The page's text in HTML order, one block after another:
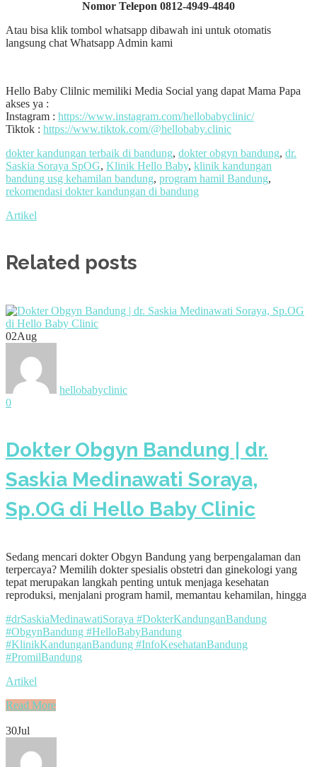
Nomor Telepon 0812-4949-4840
Atau bisa klik tombol whatsapp dibawah ini untuk otomatis
langsung chat Whatsapp Admin kami
Hello Baby Clilnic memiliki Media Social yang dapat Mama Papa
akses ya :
Instagram : https://www.instagram.com/hellobabyclinic/
Tiktok : https://www.tiktok.com/@hellobaby.clinic
dokter kandungan terbaik di bandung, dokter obgyn bandung, dr.
Saskia Soraya SpOG, Klinik Hello Baby, klinik kandungan
bandung usg kehamilan bandung, program hamil Bandung,
rekomendasi dokter kandungan di bandung
Artikel
Related posts
02Aug
hellobabyclinic
0
Dokter Obgyn Bandung | dr.
Saskia Medinawati Soraya,
Sp.OG di Hello Baby Clinic
Sedang mencari dokter Obgyn Bandung yang berpengalaman dan
terpercaya? Memilih dokter spesialis obstetri dan ginekologi yang
tepat merupakan langkah penting untuk menjaga kesehatan
reproduksi, menjalani program hamil, memantau kehamilan, hingga
#drSaskiaMedinawatiSoraya #DokterKandunganBandung
#ObgynBandung #HelloBabyBandung
#KlinikKandunganBandung #InfoKesehatanBandung
#PromilBandung
Artikel
Read More
30Jul